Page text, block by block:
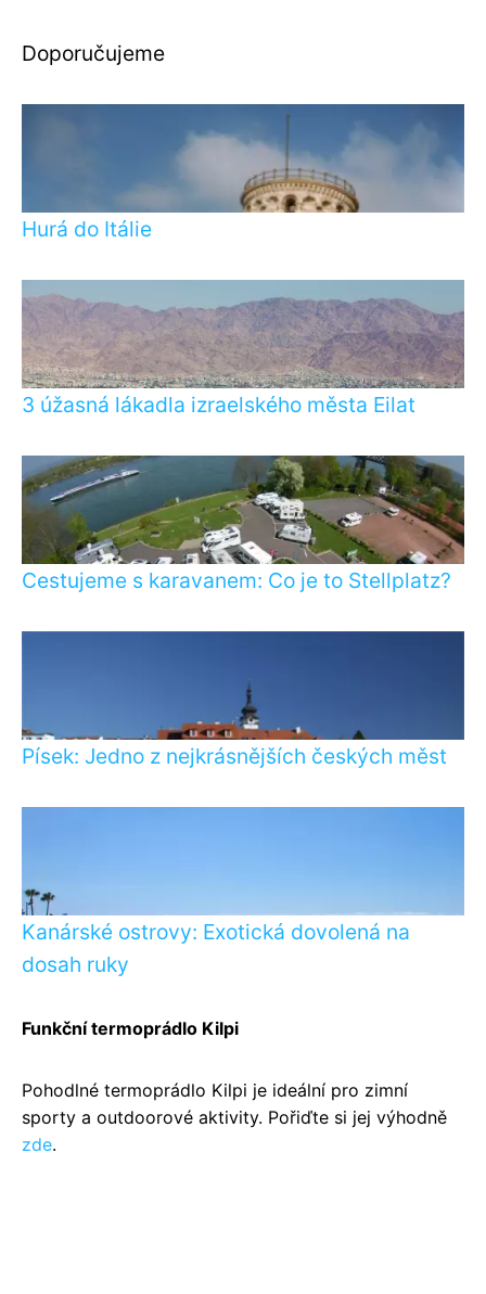
Doporučujeme
Hurá do Itálie
3 úžasná lákadla izraelského města Eilat
Cestujeme s karavanem: Co je to Stellplatz?
Písek: Jedno z nejkrásnějších českých měst
Kanárské ostrovy: Exotická dovolená na
dosah ruky
Funkční termoprádlo Kilpi
Pohodlné termoprádlo Kilpi je ideální pro zimní
sporty a outdoorové aktivity. Pořiďte si jej výhodně
zde.